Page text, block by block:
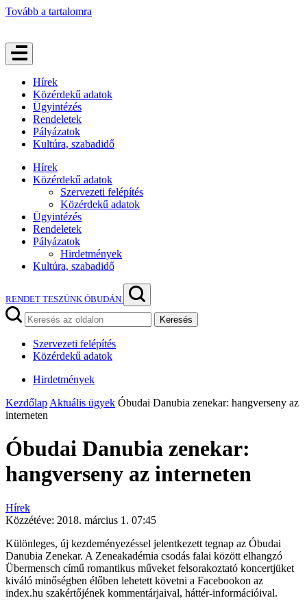
Tovább a tartalomra
Hírek
Közérdekű adatok
Ügyintézés
Rendeletek
Pályázatok
Kultúra, szabadidő
Hírek
Közérdekű adatok
Szervezeti felépítés
Közérdekű adatok
Ügyintézés
Rendeletek
Pályázatok
Hirdetmények
Kultúra, szabadidő
RENDET TESZÜNK ÓBUDÁN
Keresés
Szervezeti felépítés
Közérdekű adatok
Hirdetmények
Kezdőlap Aktuális ügyek Óbudai Danubia zenekar: hangverseny az
interneten
Óbudai Danubia zenekar:
hangverseny az interneten
Hírek
Közzétéve: 2018. március 1. 07:45
Különleges, új kezdeményezéssel jelentkezett tegnap az Óbudai
Danubia Zenekar. A Zeneakadémia csodás falai között elhangzó
Übermensch című romantikus műveket felsorakoztató koncertjüket
kiváló minőségben élőben lehetett követni a Facebookon az
index.hu szakértőjének kommentárjaival, háttér-információival.